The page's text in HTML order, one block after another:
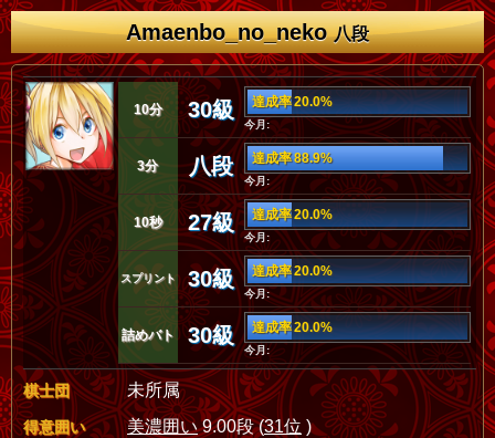
Amaenbo_no_neko八段
10分 30級 達成率 20.0%
今月:
3分 八段 達成率 88.9%
今月:
10秒 27級 達成率 20.0%
今月:
スプリント 30級 達成率 20.0%
今月:
詰めバト 30級 達成率 20.0%
今月:
棋士団 未所属
得意囲い 美濃囲い9.00段 (31位 )